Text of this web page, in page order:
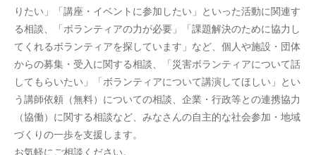
りたい」「講座・イベントに参加したい」といった活動に関連す
る相談、「ボランティアの力が必要」「課題解決のために協力し
てくれるボランティアを探しています」など、個人や施設・団体
からの募集・受入に関する相談、「災害ボランティアについて話
してもらいたい」「ボランティアについて講演してほしい」とい
う講師依頼（無料）についての相談、企業・行政等との連携協力
（協働）に関する相談など、みなさんの自主的な社会参加・地域
づくりの一歩を支援します。
お気軽にご相談ください。